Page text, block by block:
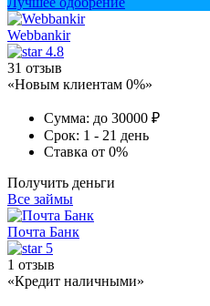
Webbankir
4.8
31 отзыв
«Новым клиентам 0%»
Сумма: до 30000 ₽
Срок: 1 - 21 день
Ставка от 0%
Получить деньги
Все займы
Почта Банк
5
1 отзыв
«Кредит наличными»